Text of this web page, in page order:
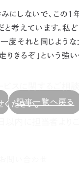
にしないで、この1
考えています。私
一度それと同じよ
きるぞ」という強
記事一覧へ戻る
ださい。